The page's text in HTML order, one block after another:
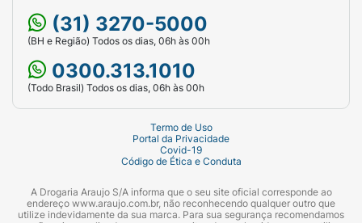
(31) 3270-5000
(BH e Região) Todos os dias, 06h às 00h
0300.313.1010
(Todo Brasil) Todos os dias, 06h às 00h
Termo de Uso
Portal da Privacidade
Covid-19
Código de Ética e Conduta
A Drogaria Araujo S/A informa que o seu site oficial corresponde ao
endereço www.araujo.com.br, não reconhecendo qualquer outro que
utilize indevidamente da sua marca. Para sua segurança recomendamos